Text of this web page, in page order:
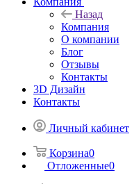
Назад
Компания
О компании
Блог
Отзывы
Контакты
3D Дизайн
Контакты
Личный кабинет
Корзина0
Отложенные0